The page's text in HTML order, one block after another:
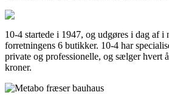
10-4 startede i 1947, og udgøres i dag af i
forretningens 6 butikker. 10-4 har
private og professionelle, og sælger hvert
kroner.